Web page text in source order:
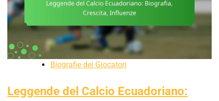
Biografie dei Giocatori
Leggende del Calcio Ecuadoriano: